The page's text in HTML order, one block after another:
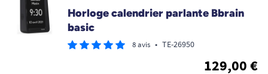
Horloge calendrier parlante Bbrain
basic
8 avis • TE-26950
129,00 €